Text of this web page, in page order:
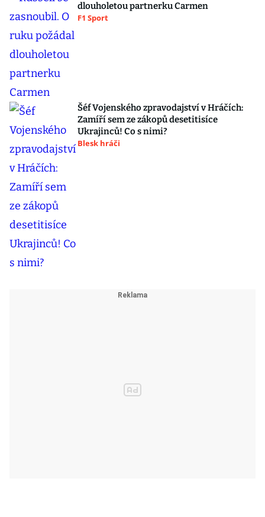
dlouholetou partnerku Carmen
F1 Sport
Šéf Vojenského zpravodajství v Hráčích:
Zamíří sem ze zákopů desetitisíce
Ukrajinců! Co s nimi?
Blesk hráči